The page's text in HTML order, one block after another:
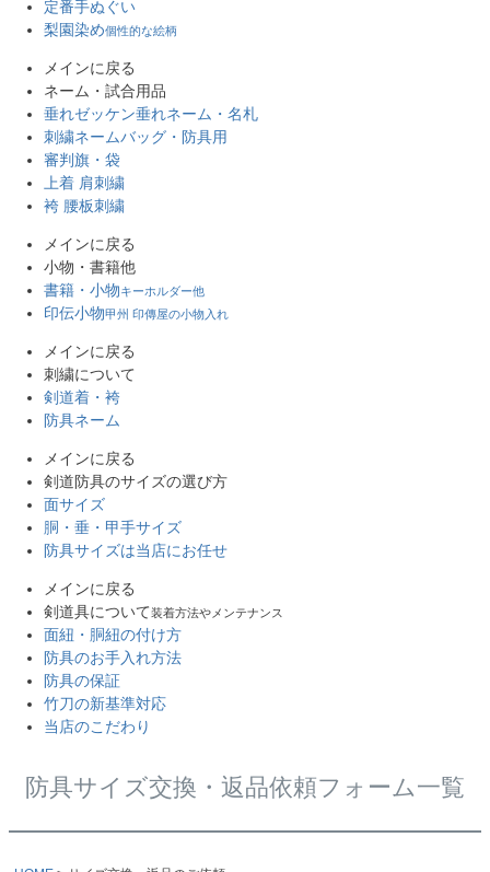
定番手ぬぐい
梨園染め個性的な絵柄
メインに戻る
ネーム・試合用品
垂れゼッケン垂れネーム・名札
刺繍ネームバッグ・防具用
審判旗・袋
上着 肩刺繍
袴 腰板刺繍
メインに戻る
小物・書籍他
書籍・小物キーホルダー他
印伝小物甲州 印傳屋の小物入れ
メインに戻る
刺繍について
剣道着・袴
防具ネーム
メインに戻る
剣道防具のサイズの選び方
面サイズ
胴・垂・甲手サイズ
防具サイズは当店にお任せ
メインに戻る
剣道具について装着方法やメンテナンス
面紐・胴紐の付け方
防具のお手入れ方法
防具の保証
竹刀の新基準対応
当店のこだわり
防具サイズ交換・返品依頼フォーム一覧